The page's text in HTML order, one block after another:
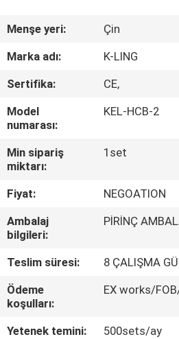
HAKKIMIZDA
TURU
KONTROLÜ
BIZIMLE
İLETIŞIM
HABERLER
DAVALAR
Menşe yeri:
Çin
Marka adı:
K-LING
Sertifika:
CE,
Model
numarası:
KEL-HCB-2
Min sipariş
miktarı:
1set
Fiyat:
NEGOATION
Ambalaj
bilgileri:
PİRİNÇ
Teslim süresi:
8 ÇALIŞMA
Ödeme
koşulları:
EX works/
Yetenek temini:
500sets/ay